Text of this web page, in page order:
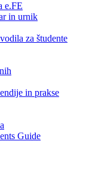
e.FE
in urnik
za študente
in prakse
Guide